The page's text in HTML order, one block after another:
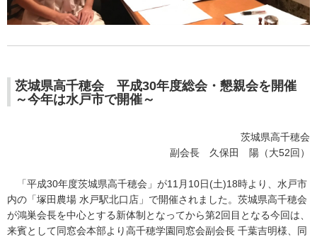
茨城県高千穂会 平成30年度総会・懇親会を開催
～今年は水戸市で開催～
茨城県高千穂会
副会長 久保田 陽（大52回）
「平成30年度茨城県高千穂会」が11月10日(土)18時より、水戸市
内の「塚田農場 水戸駅北口店」で開催されました。茨城県高千穂会
が鴻巣会長を中心とする新体制となってから第2回目となる今回は、
来賓として同窓会本部より高千穂学園同窓会副会長 千葉吉明様、同